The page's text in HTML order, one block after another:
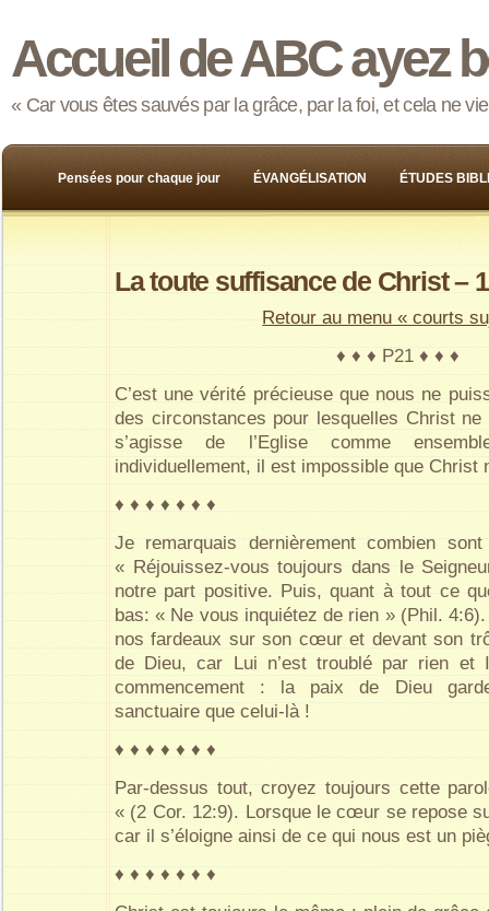
Accueil de ABC ayez
« Car vous êtes sauvés par la grâce, par la foi, et cela ne
Pensées pour chaque jour ÉVANGÉLISATION ÉTUDES
La toute suffisance de Christ – 1
Retour au menu « courts
♦ ♦ ♦ P21 ♦ ♦ ♦
C’est une vérité précieuse que nous ne
des circonstances pour lesquelles Christ ne
s’agisse de l’Eglise comme
individuellement, il est impossible que Christ
♦ ♦ ♦ ♦ ♦ ♦ ♦
Je remarquais dernièrement combien
« Réjouissez-vous toujours dans le
notre part positive. Puis, quant à tout ce
bas: « Ne vous inquiétez de rien » (Phil.
nos fardeaux sur son cœur et devant son
de Dieu, car Lui n’est troublé par rien
commencement : la paix de Dieu
sanctuaire que celui-là !
♦ ♦ ♦ ♦ ♦ ♦ ♦
Par-dessus tout, croyez toujours cette
« (2 Cor. 12:9). Lorsque le cœur se repose
car il s’éloigne ainsi de ce qui nous est un
♦ ♦ ♦ ♦ ♦ ♦ ♦